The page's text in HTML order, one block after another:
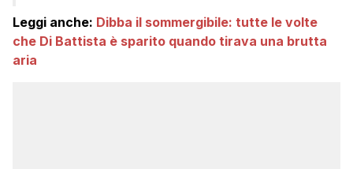
Leggi anche: Dibba il sommergibile: tutte le volte
che Di Battista è sparito quando tirava una brutta
aria